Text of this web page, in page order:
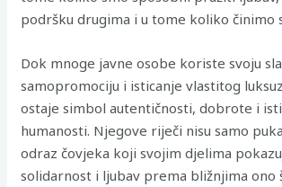
podršku drugima i u tome koliko činimo
Dok mnoge javne osobe koriste svoju
samopromociju i isticanje vlastitog
ostaje simbol autentičnosti, dobrote i
humanosti. Njegove riječi nisu samo
odraz čovjeka koji svojim djelima
solidarnost i ljubav prema bližnjima ono